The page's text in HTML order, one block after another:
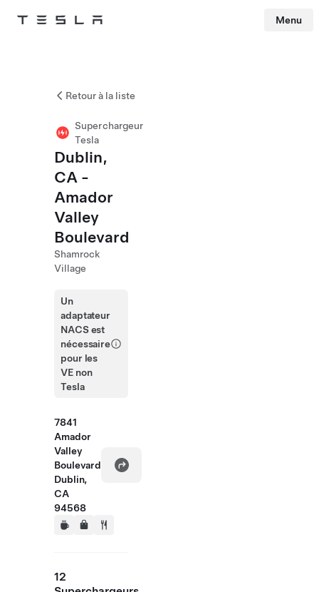
Tesla Menu
Retour à la liste
Superchargeur
Tesla
Dublin,
CA -
Amador
Valley
Boulevard
Shamrock
Village
Un
adaptateur
NACS est
nécessaire
pour les
VE non
Tesla
7841
Amador
Valley
Boulevard
Dublin,
CA
94568
12